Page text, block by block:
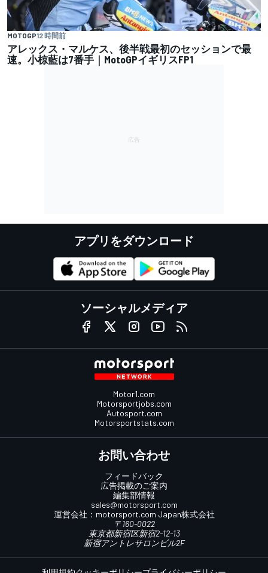
MOTOGP12 時間前
アレックス・マルケス、後半戦最初のセッションで最
速。小椋藍は7番手｜MotoGPイギリスFP1
アプリをダウンロード
ソーシャルメディア
Motor1.com
Motorsportjobs.com
Autosport.com
Motorsportstats.com
お問い合わせ
フィードバック
広告掲載のご案内
編集部情報
sales@motorsport.com
運営会社： motorsport.com Japan株式会社
〒160-0022
東京都新宿区新宿2-12-13
新宿アントレサロンビル2F